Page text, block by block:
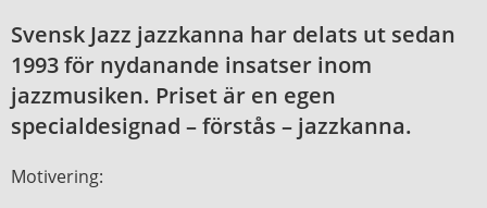
Svensk Jazz jazzkanna har delats ut sedan
1993 för nydanande insatser inom
jazzmusiken. Priset är en egen
specialdesignad – förstås – jazzkanna.
Motivering: